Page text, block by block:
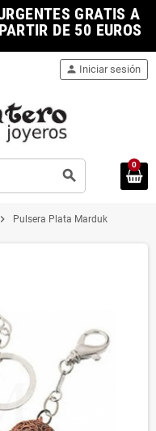
GRATIS A
DE 50 EUROS
search
person Iniciar sesión
0
chevron_right Pulsera Plata Marduk